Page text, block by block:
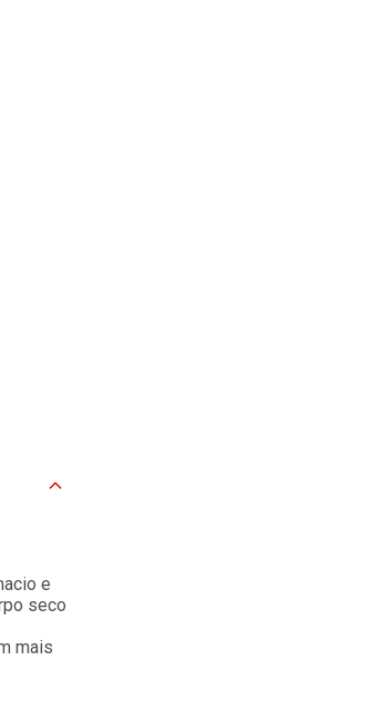
e
seco
mais